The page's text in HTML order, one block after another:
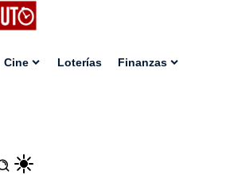
Cine Loterías Finanzas